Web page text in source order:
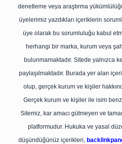
denetleme veya araştırma
üyelerimiz yazdıkları içeriklerin
üye olarak bu sorumluluğu kabul
herhangi bir marka, kurum veya
bulunmamaktadır. Sitede yalnızca
paylaşılmaktadır. Burada yer alan
olup, gerçek kurum ve kişiler
Gerçek kurum ve kişiler ile isim
Sitemiz, kar amacı gütmeyen ve
platformudur. Hukuka ve yasal
düşündüğünüz içerikleri,